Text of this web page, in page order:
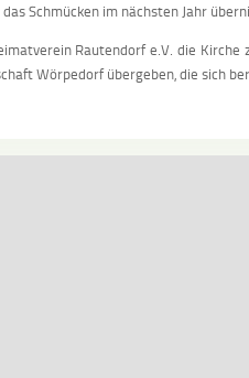
Schmücken im nächsten Jahr
Rautendorf e.V. die
Wörpedorf übergeben, die sich